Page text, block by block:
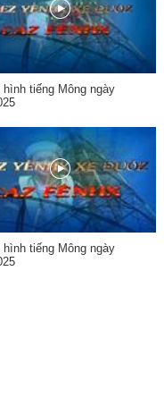
hình tiếng Mông ngày
hình tiếng Mông ngày